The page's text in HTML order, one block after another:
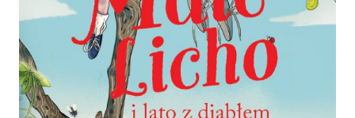
służbowego, potrącili zwierzę i dziennikarz zostawił na
szosie kolegę i auto, by odnaleźć rannego, jak podejrzewał,
szaraka. I z każdym krokiem, którym oddalał się od
samochodu i wchodził w las, zmieniało się jego życie. To
niemalże iluminacja - olśnienie ukazujące w całej swoje